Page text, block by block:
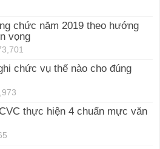
chức năm 2019 theo hướng
vọng
chức vụ thế nào cho đúng
thực hiện 4 chuẩn mực văn